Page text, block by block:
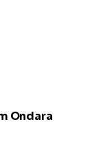
Ondara